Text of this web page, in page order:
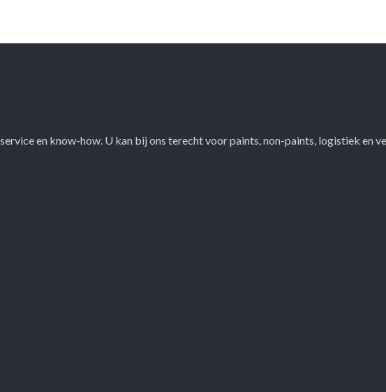
en know-how. U kan bij ons terecht voor paints, non-paints, logistiek en